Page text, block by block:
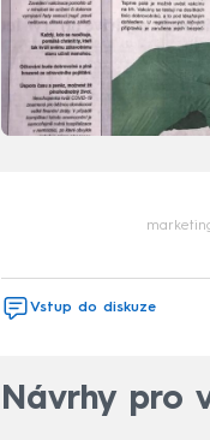
Vstup do diskuze
Návrhy pro